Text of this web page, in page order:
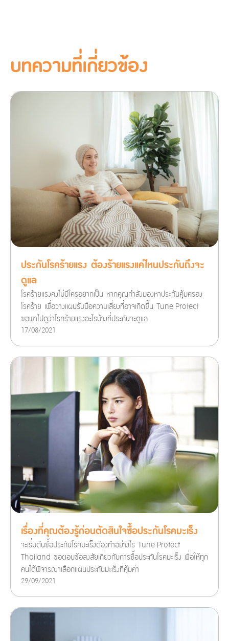
บทความที่เกี่ยวข้อง
ประกันโรคร้ายแรง ต้องร้ายแรงแค่ไหนประกันถึงจะ
ดูแล
โรคร้ายแรงคงไม่มีใครอยากเป็น หากคุณกำลังมองหาประกันคุ้มครอง
โรคร้าย เพื่อวางแผนรับมือความเสี่ยงที่อาจเกิดขึ้น Tune Protect
ขอพาไปดูว่าโรคร้ายแรงอะไรบ้างที่ประกันจะดูแล
17/08/2021
เรื่องที่คุณต้องรู้ก่อนตัดสินใจซื้อประกันโรคมะเร็ง
จะเริ่มต้นซื้อประกันโรคมะเร็งต้องทำอย่างไร Tune Protect
Thailand ขอตอบข้อสงสัยเกี่ยวกับการซื้อประกันโรคมะเร็ง พื่อให้ทุก
คนได้พิจารณาเลือกแผนประกันมะเร็งที่คุ้มค่า
29/09/2021